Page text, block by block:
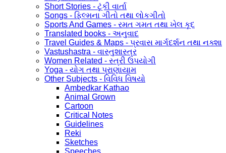
Short Stories - ટૂંકી વાર્તા
Songs - ફિલ્મના ગીતો તથા લોકગીતો
Sports And Games - રમત ગમત તથા ખેલ કૂદ
Translated books - અનુવાદ
Travel Guides & Maps - પ્રવાસ માર્ગદર્શન તથા નક્શા
Vastushastra - વાસ્તુશાસ્ત્ર
Women Related - સ્ત્રી ઉપયોગી
Yoga - યોગ તથા પ્રાણાયામ
Other Subjects - વિવિધ વિષયો
Ambedkar Kathao
Animal Grown
Cartoon
Critical Notes
Guidelines
Reki
Sketches
Speeches